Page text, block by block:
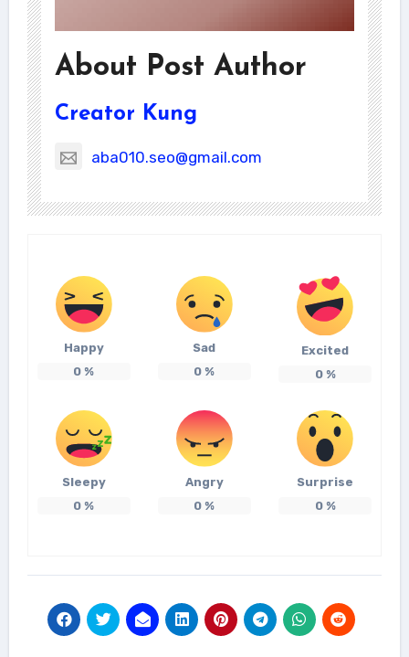
About Post Author
Creator Kung
aba010.seo@gmail.com
Happy
0 %
Sad
0 %
Excited
0%
Sleepy
0 %
Angry
0 %
Surprise
0%